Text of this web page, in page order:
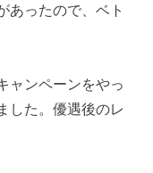
あったので、ベト
ャンペーンをやっ
した。優遇後のレ